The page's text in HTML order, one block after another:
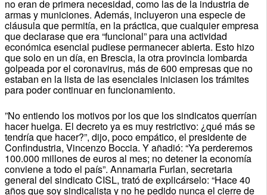
no eran de primera necesidad, como las de la industria de
armas y municiones. Además, incluyeron una especie de
cláusula que permitía, en la práctica, que cualquier empresa
que declarase que era “funcional” para una actividad
económica esencial pudiese permanecer abierta. Esto hizo
que solo en un día, en Brescia, la otra provincia lombarda
golpeada por el coronavirus, más de 600 empresas que no
estaban en la lista de las esenciales iniciasen los trámites
para poder continuar en funcionamiento.
”No entiendo los motivos por los que los sindicatos querrían
hacer huelga. El decreto ya es muy restrictivo: ¿qué más se
tendría que hacer?”, dijo, poco empático, el presidente de
Confindustria, Vincenzo Boccia. Y añadió: “Ya perderemos
100.000 millones de euros al mes; no detener la economía
conviene a todo el país”. Annamaria Furlan, secretaria
general del sindicato CISL, trató de explicárselo: “Hace 40
años que soy sindicalista y no he pedido nunca el cierre de